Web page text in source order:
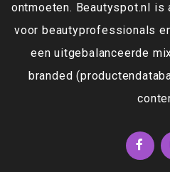
ontmoeten. Beautyspot.nl
voor beautyprofessionals
een uitgebalanceerde
branded